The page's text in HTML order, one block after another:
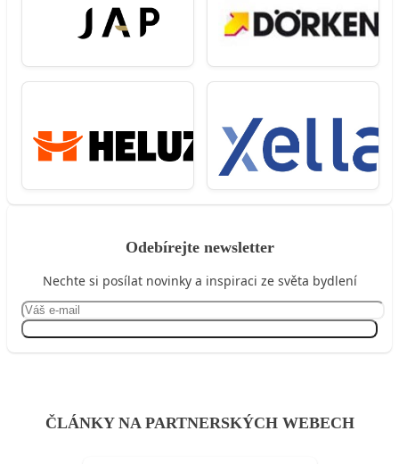
Odebírejte newsletter
Nechte si posílat novinky a inspiraci ze světa bydlení
ČLÁNKY NA PARTNERSKÝCH WEBECH